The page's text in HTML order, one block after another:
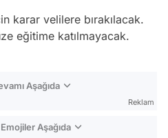
karar velilere bırakılacak.
eğitime katılmayacak.
Aşağıda
Reklam
Aşağıda